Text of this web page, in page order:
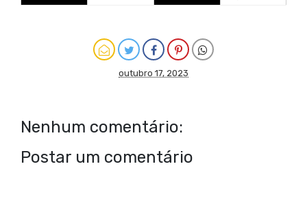
outubro 17, 2023
Nenhum comentário:
Postar um comentário